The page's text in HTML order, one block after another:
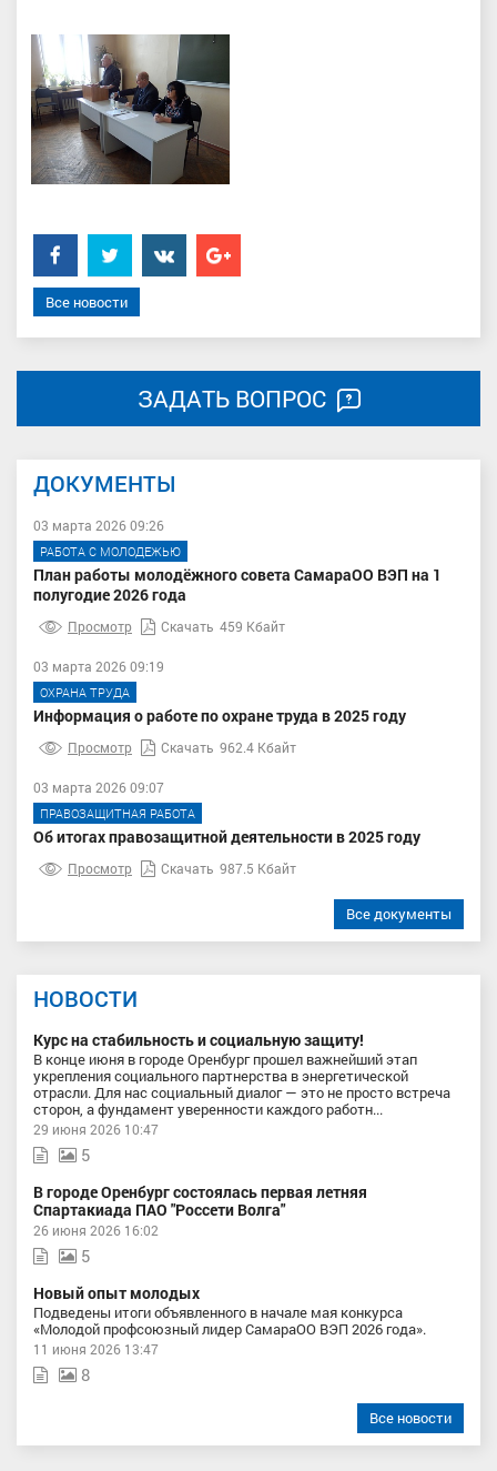
FacebookTwitter���������
Google+
Все новости
ЗАДАТЬ ВОПРОС
ДОКУМЕНТЫ
03 марта 2026 09:26
РАБОТА С МОЛОДЕЖЬЮ
План работы молодёжного совета СамараОО ВЭП на 1
полугодие 2026 года
Просмотр Скачать 459 Кбайт
03 марта 2026 09:19
ОХРАНА ТРУДА
Информация о работе по охране труда в 2025 году
Просмотр Скачать 962.4 Кбайт
03 марта 2026 09:07
ПРАВОЗАЩИТНАЯ РАБОТА
Об итогах правозащитной деятельности в 2025 году
Просмотр Скачать 987.5 Кбайт
Все документы
НОВОСТИ
Курс на стабильность и социальную защиту!
В конце июня в городе Оренбург прошел важнейший этап
укрепления социального партнерства в энергетической
отрасли. Для нас социальный диалог — это не просто встреча
сторон, а фундамент уверенности каждого работн...
29 июня 2026 10:47
5
В городе Оренбург состоялась первая летняя
Спартакиада ПАО "Россети Волга"
26 июня 2026 16:02
5
Новый опыт молодых
Подведены итоги объявленного в начале мая конкурса
«Молодой профсоюзный лидер СамараОО ВЭП 2026 года».
11 июня 2026 13:47
8
Все новости